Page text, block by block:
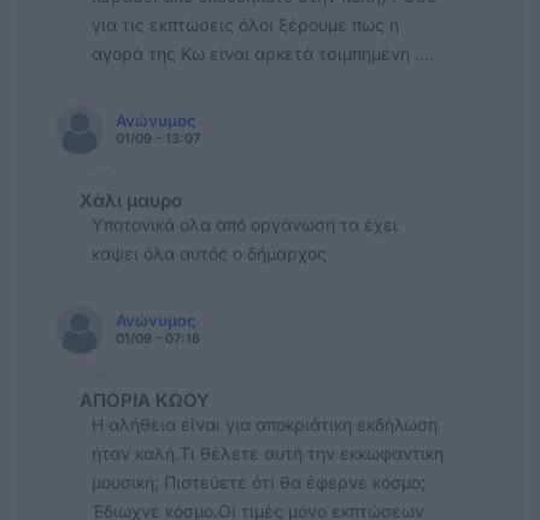
για τις εκπτώσεις όλοι ξέρουμε πως η
αγορά της Κω είναι αρκετά τσιμπημένη ….
Ανώνυμος
01/09 - 13:07
Χάλι μαυρο
Υποτονικά ολα από οργάνωση τα έχει
καψει όλα αυτός ο δήμαρχος
Ανώνυμος
01/09 - 07:16
ΑΠΟΡΙΑ ΚΩΟΥ
Η αλήθεια είναι για αποκριάτικη εκδήλωση
ήταν καλή.Τι θέλετε αυτή την εκκωφαντικη
μουσική; Πιστεύετε ότι θα έφερνε κόσμο;
Έδιωχνε κόσμο.Οι τιμές μόνο εκπτώσεων